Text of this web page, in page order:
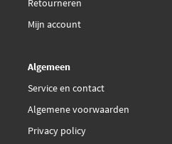
Mijn account
Algemeen
Service en contact
Algemene voorwaarden
Privacy policy